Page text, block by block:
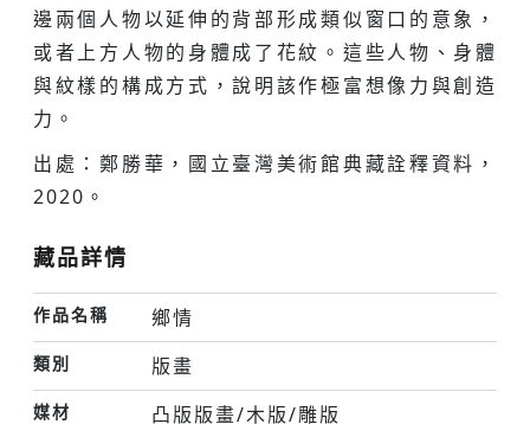
邊兩個人物以延伸的背部形成類似窗口的意象，
或者上方人物的身體成了花紋。這些人物、身體
與紋樣的構成方式，說明該作極富想像力與創造
力。
出處：鄭勝華，國立臺灣美術館典藏詮釋資料，
2020。
藏品詳情
作品名稱 鄉情
類別 版畫
媒材 凸版版畫/木版/雕版